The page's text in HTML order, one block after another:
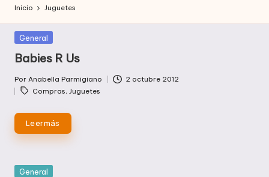
Inicio Juguetes
Publicada
General
Babies R Us
Publicado
por
Por Anabella Parmigiano 2 octubre 2012
Etiquetas:
Compras, Juguetes
Leer más
Publicada
General